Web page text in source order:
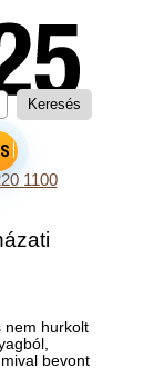
1100
nem hurkolt
bevont